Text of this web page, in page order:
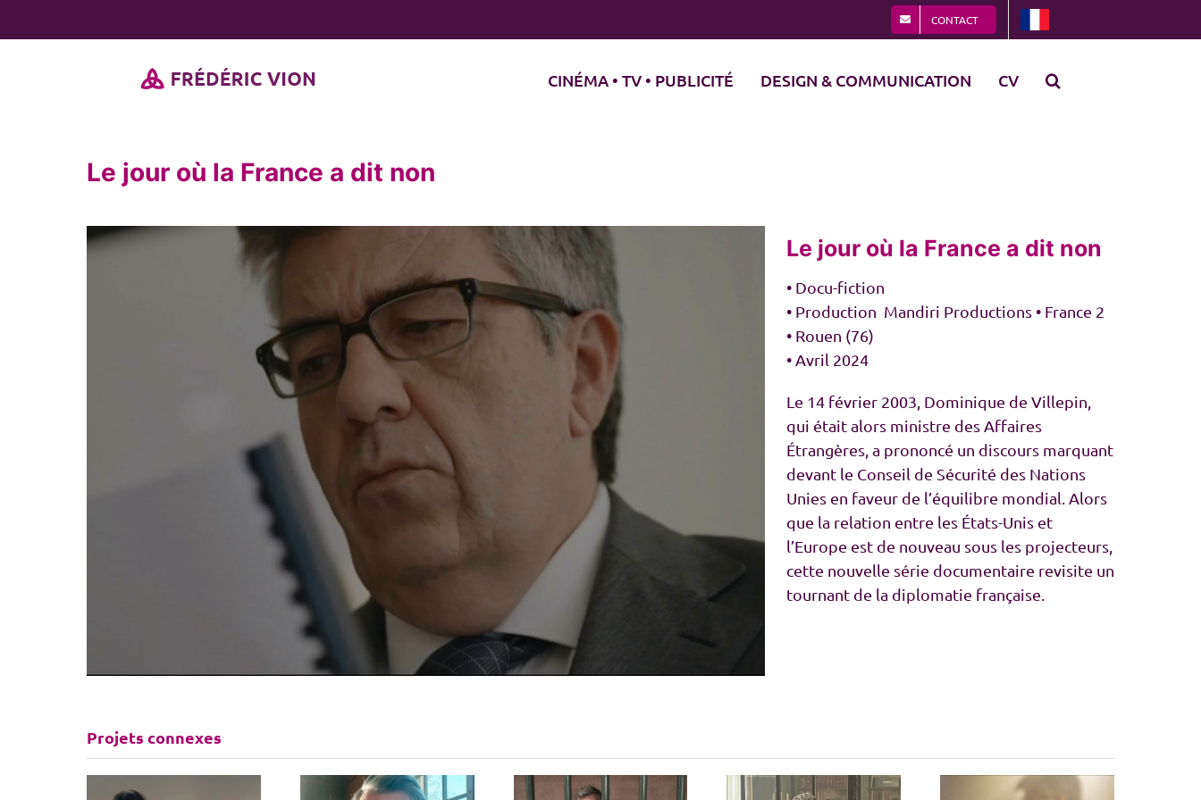
au
CONTACT
CINÉMA • TV • PUBLICITÉ DESIGN & COMMUNICATION CV
Le jour où la France a dit non
View
Le jour où la France a dit non
• Docu-fiction
• Production Mandiri Productions • France 2
• Rouen (76)
• Avril 2024
Le 14 février 2003, Dominique de Villepin,
qui était alors ministre des Affaires
Étrangères, a prononcé un discours marquant
devant le Conseil de Sécurité des Nations
Unies en faveur de l’équilibre mondial. Alors
que la relation entre les États-Unis et
l’Europe est de nouveau sous les projecteurs,
cette nouvelle série documentaire revisite un
tournant de la diplomatie française.
Projets connexes